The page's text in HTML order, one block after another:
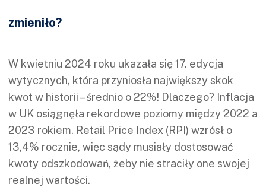
zmieniło?
W kwietniu 2024 roku ukazała się 17. edycja
wytycznych, która przyniosła największy skok
kwot w historii – średnio o 22%! Dlaczego? Inflacja
w UK osiągnęła rekordowe poziomy między 2022 a
2023 rokiem. Retail Price Index (RPI) wzrósł o
13,4% rocznie, więc sądy musiały dostosować
kwoty odszkodowań, żeby nie straciły one swojej
realnej wartości.